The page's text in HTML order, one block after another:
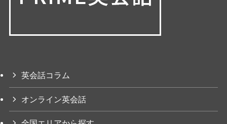
英会話コラム
オンライン英会話